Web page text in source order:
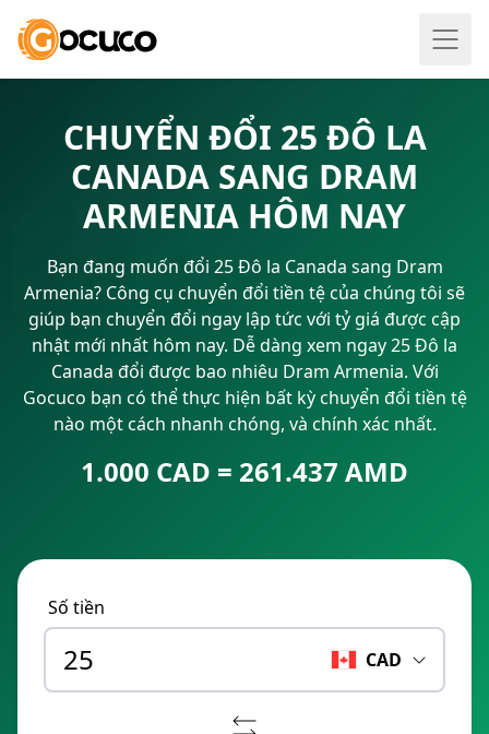
CHUYỂN ĐỔI 25 ĐÔ LA
CANADA SANG DRAM
ARMENIA HÔM NAY
Bạn đang muốn đổi 25 Đô la Canada sang Dram
Armenia? Công cụ chuyển đổi tiền tệ của chúng tôi sẽ
giúp bạn chuyển đổi ngay lập tức với tỷ giá được cập
nhật mới nhất hôm nay. Dễ dàng xem ngay 25 Đô la
Canada đổi được bao nhiêu Dram Armenia. Với
Gocuco bạn có thể thực hiện bất kỳ chuyển đổi tiền tệ
nào một cách nhanh chóng, và chính xác nhất.
1.000 CAD = 261.437 AMD
Số tiền
CAD